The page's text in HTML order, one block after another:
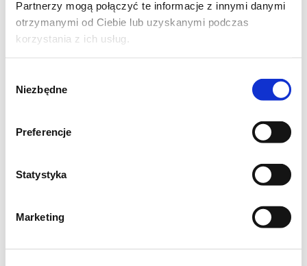
Partnerzy mogą połączyć te informacje z innymi danymi
otrzymanymi od Ciebie lub uzyskanymi podczas
korzystania z ich usług.
zgody
Niezbędne
Preferencje
Statystyka
Marketing